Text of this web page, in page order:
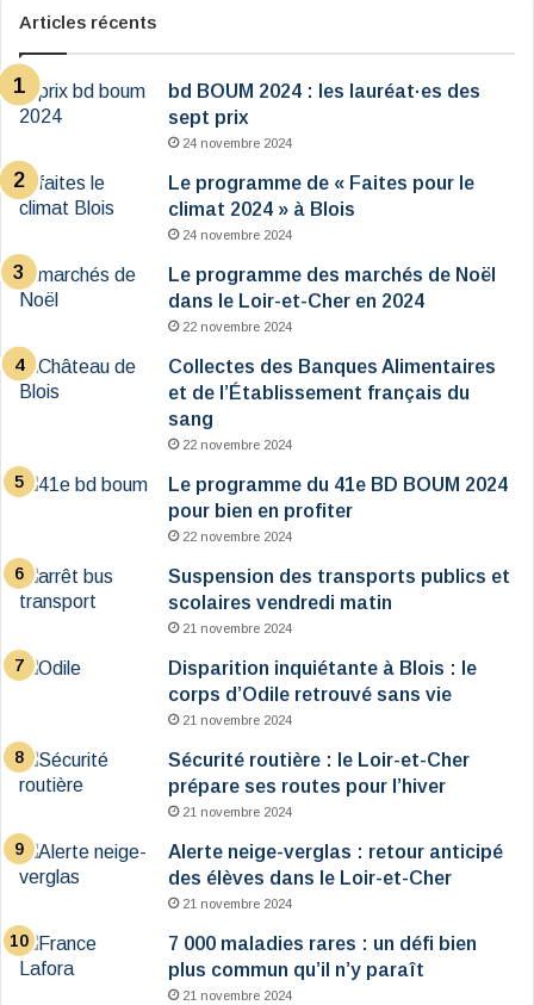
Articles récents
bd BOUM 2024 : les lauréat·es des
sept prix
24 novembre 2024
Le programme de « Faites pour le
climat 2024 » à Blois
24 novembre 2024
Le programme des marchés de Noël
dans le Loir-et-Cher en 2024
22 novembre 2024
Collectes des Banques Alimentaires
et de l’Établissement français du
sang
22 novembre 2024
Le programme du 41e BD BOUM 2024
pour bien en profiter
22 novembre 2024
Suspension des transports publics et
scolaires vendredi matin
21 novembre 2024
Disparition inquiétante à Blois : le
corps d’Odile retrouvé sans vie
21 novembre 2024
Sécurité routière : le Loir-et-Cher
prépare ses routes pour l’hiver
21 novembre 2024
Alerte neige-verglas : retour anticipé
des élèves dans le Loir-et-Cher
21 novembre 2024
7 000 maladies rares : un défi bien
plus commun qu’il n’y paraît
21 novembre 2024